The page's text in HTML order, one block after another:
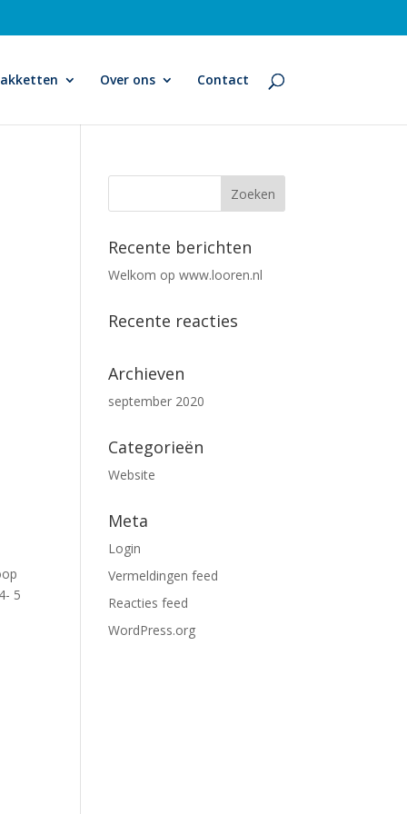
Over ons Contact
5
Recente berichten
Welkom op www.looren.nl
Recente reacties
Archieven
september 2020
Categorieën
Website
Meta
Login
Vermeldingen feed
Reacties feed
WordPress.org